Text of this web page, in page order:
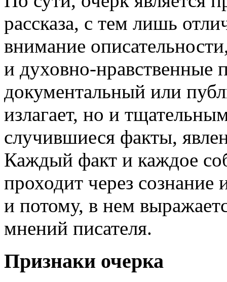
рассказа, с тем лишь
внимание
и духовно-нравственные
документальный или
излагает, но и
случившиеся факты,
Каждый факт и каждое
проходит через сознание
и потому, в нем
мнений писателя.
Признаки очерка